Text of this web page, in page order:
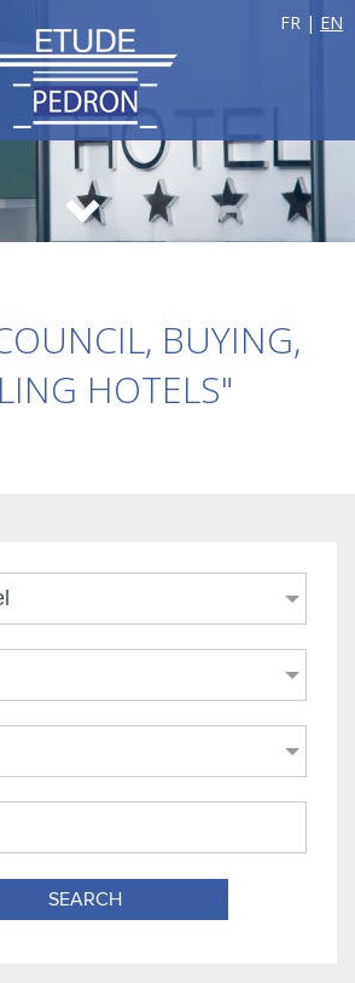
FR | EN
BUYING,
HOTELS"
SEARCH